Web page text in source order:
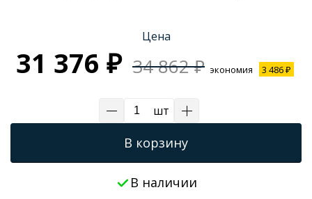
Цена
31 376 ₽ 34 862 ₽ экономия 3 486 ₽
шт
В корзину
В наличии